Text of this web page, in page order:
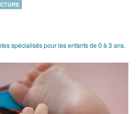
spécialisés pour les enfants de 0 à 3 ans.